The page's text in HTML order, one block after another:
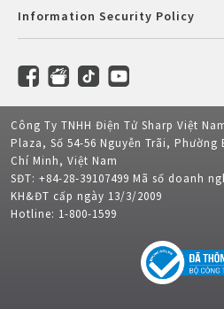
Information Security Policy
Công Ty TNHH Điện Tử Sharp Việt
Plaza, Số 54-56 Nguyễn Trãi,
Chí Minh, Việt Nam
SĐT: +84-28-39107499 Mã số doanh
KH&ĐT cấp ngày 13/3/2009
Hotline: 1-800-1599